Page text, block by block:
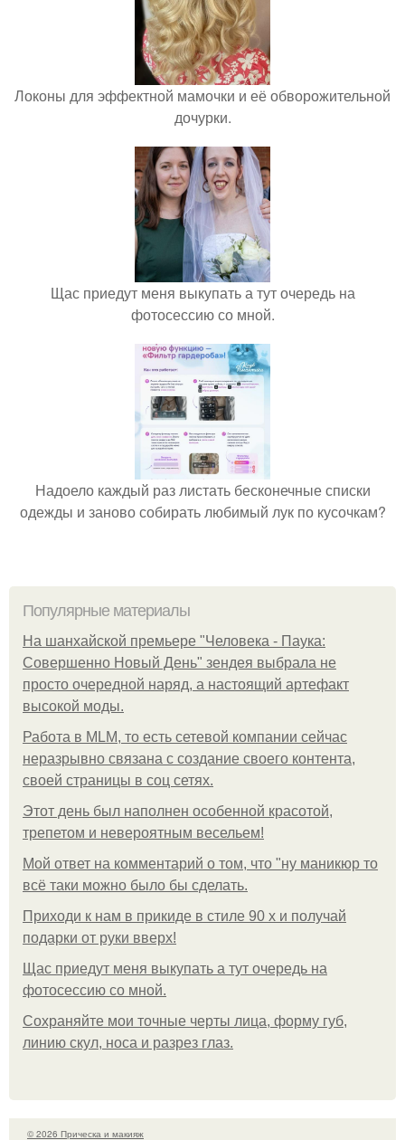
Локоны для эффектной мамочки и её обворожительной
дочурки.
Щас приедут меня выкупать а тут очередь на
фотосессию со мной.
Надоело каждый раз листать бесконечные списки
одежды и заново собирать любимый лук по кусочкам?
Популярные материалы
На шанхайской премьере "Человека - Паука:
Совершенно Новый День" зендея выбрала не
просто очередной наряд, а настоящий артефакт
высокой моды.
Работа в MLM, то есть сетевой компании сейчас
неразрывно связана с создание своего контента,
своей страницы в соц сетях.
Этот день был наполнен особенной красотой,
трепетом и невероятным весельем!
Мой ответ на комментарий о том, что "ну маникюр то
всё таки можно было бы сделать.
Приходи к нам в прикиде в стиле 90 х и получай
подарки от руки вверх!
Щас приедут меня выкупать а тут очередь на
фотосессию со мной.
Сохраняйте мои точные черты лица, форму губ,
линию скул, носа и разрез глаз.
© 2026 Прическа и макияж